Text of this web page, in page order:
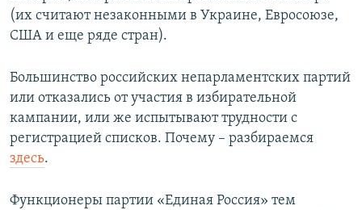
й
с
а
й
д
с
л
й
д
(их считают незаконными в Украине, Евросоюзе,
США и еще ряде стран).
Большинство российских непарламентских партий
или отказались от участия в избирательной
кампании, или же испытывают трудности с
регистрацией списков. Почему – разбираемся
здесь.
Функционеры партии «Единая Россия» тем